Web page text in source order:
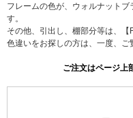
フレームの色が、ウォルナット
す。
その他、引出し、棚部分等は、【
色違いをお探しの方は、一度、ご